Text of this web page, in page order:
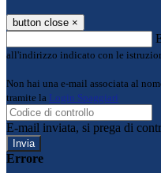
button close ×
all'indirizzo indicato con le
Non hai una e-mail associata al
tramite la Login Spaggiari
E-mail inviata, si prega di
Errore